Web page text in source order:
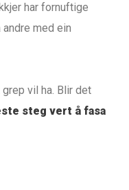
har fornuftige
med ein
vil ha. Blir det
steg vert å fasa